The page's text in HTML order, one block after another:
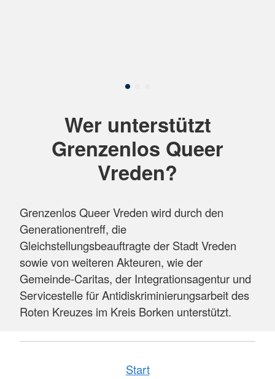
Wer unterstützt
Grenzenlos Queer
Vreden?
Grenzenlos Queer Vreden wird durch den
Generationentreff, die
Gleichstellungsbeauftragte der Stadt Vreden
sowie von weiteren Akteuren, wie der
Gemeinde-Caritas, der Integrationsagentur und
Servicestelle für Antidiskriminierungsarbeit des
Roten Kreuzes im Kreis Borken unterstützt.
Start